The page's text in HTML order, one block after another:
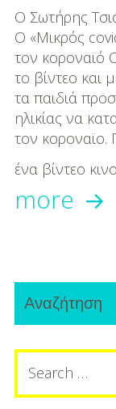
Διατροφή-
Συνταγές
Συμβουλές
Διατροφής
Υγεία –
Ο Σωτήρης
Ο «Μικρός
τον κοροναϊό
το βίντεο και
τα παιδιά
ηλικίας να
τον κοροναϊo.
ένα βίντεο
more Ο
Primary
Sidebar
Αναζήτηση
Search
for: